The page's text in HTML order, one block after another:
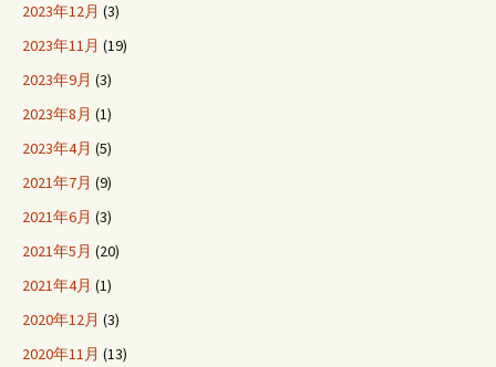
2023年12月 (3)
2023年11月 (19)
2023年9月 (3)
2023年8月 (1)
2023年4月 (5)
2021年7月 (9)
2021年6月 (3)
2021年5月 (20)
2021年4月 (1)
2020年12月 (3)
2020年11月 (13)